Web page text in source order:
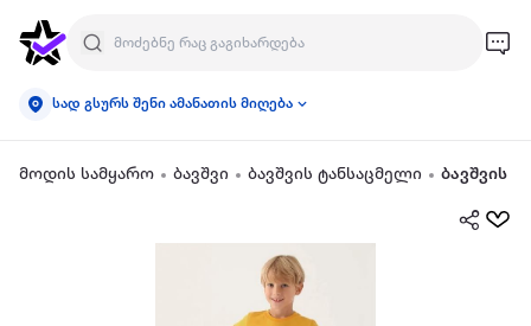
სად გსურს შენი ამანათის მიღება
მოდის სამყარო ბავშვი ბავშვის ტანსაცმელი ბავშვის